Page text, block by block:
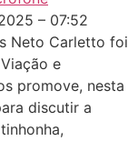
– 07:52
Neto Carletto foi
e
promove, nesta
discutir a